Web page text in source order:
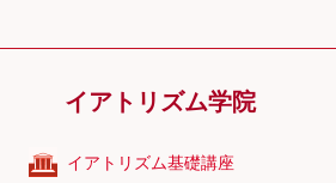
イアトリズム学院
イアトリズム基礎講座